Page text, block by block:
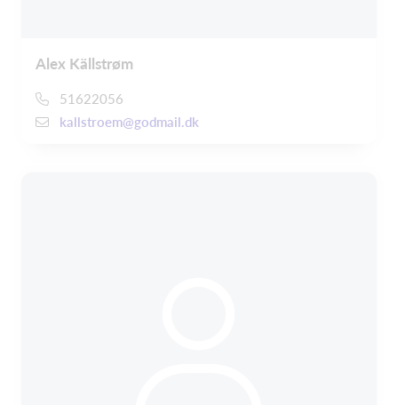
Alex Källstrøm
51622056
kallstroem@godmail.dk